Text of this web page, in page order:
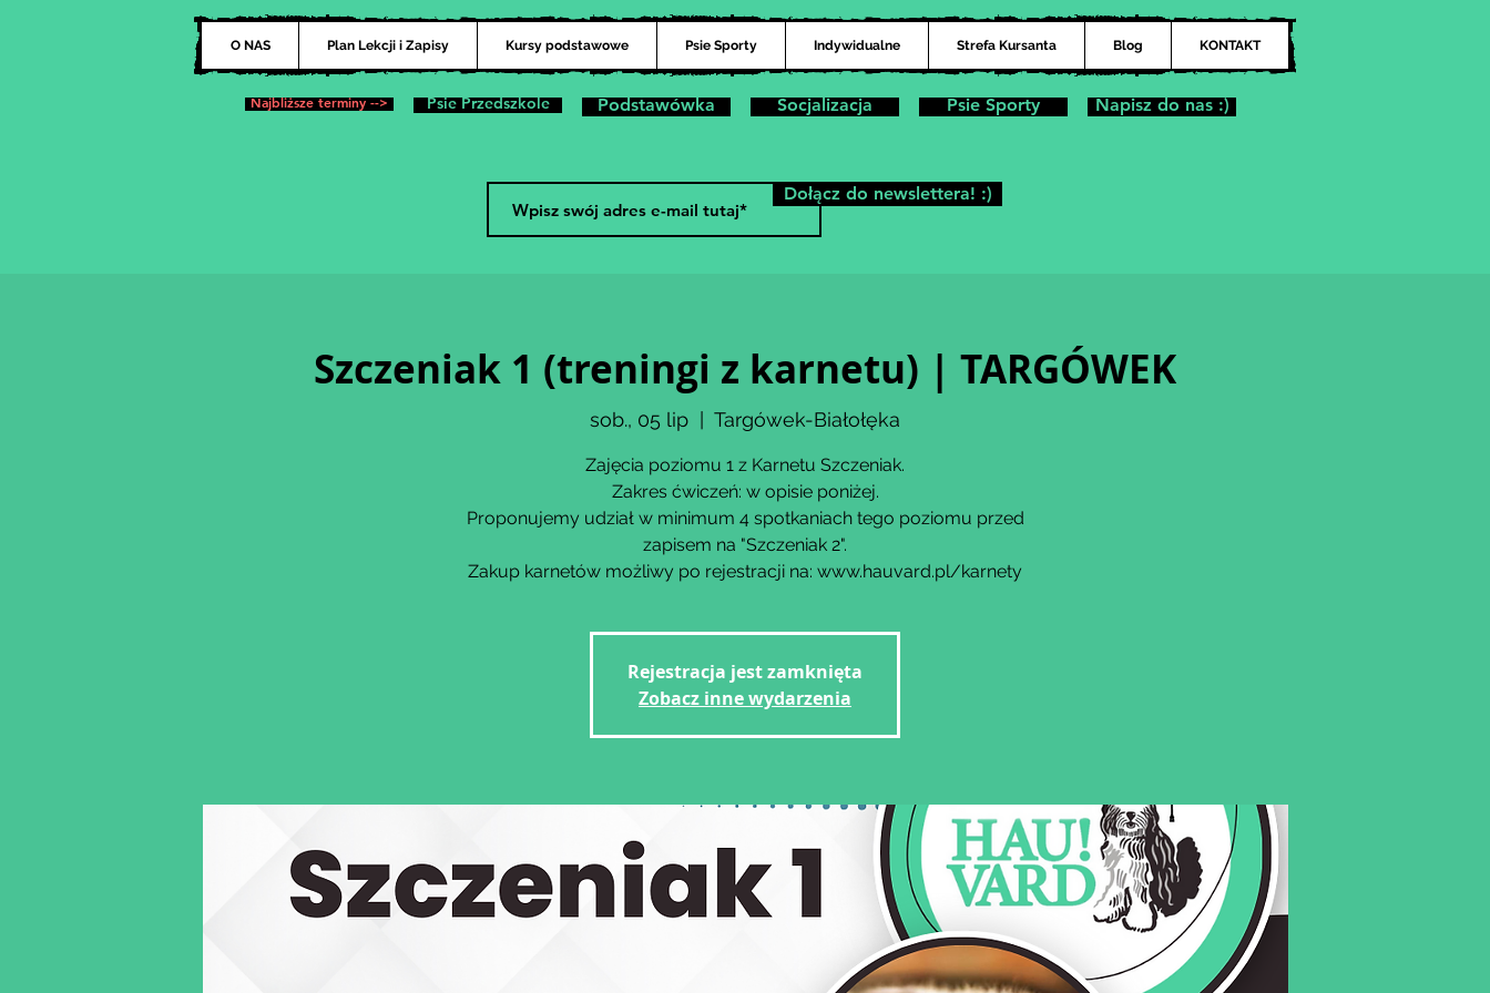
O NAS Plan Lekcji i Zapisy Kursy podstawowe Psie Sporty Indywidualne Strefa Kursanta Blog KONTAKT
Najbliższe terminy --> Psie Przedszkole Podstawówka Socjalizacja Psie Sporty Napisz do nas :)
Szczeniak 1 (treningi z karnetu) | TARGÓWEK
sob., 05 lip Targówek-Białołęka
Zajęcia poziomu 1 z Karnetu Szczeniak.
Zakres ćwiczeń: w opisie poniżej.
Proponujemy udział w minimum 4 spotkaniach tego poziomu przed
zapisem na "Szczeniak 2".
Zakup karnetów możliwy po rejestracji na: www.hauvard.pl/karnety
Rejestracja jest zamknięta
Zobacz inne wydarzenia
Dołącz do newslettera! :)